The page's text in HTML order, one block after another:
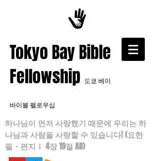
​Tokyo Bay Bible
Fellowship 도쿄 베이
바이블 펠로우십
하나님이 먼저 사랑했기 때문에 우리는 하
나님과 사람을 사랑할 수 있습니다! (요한
필・편지Ⅰ 4장 19절 AB)